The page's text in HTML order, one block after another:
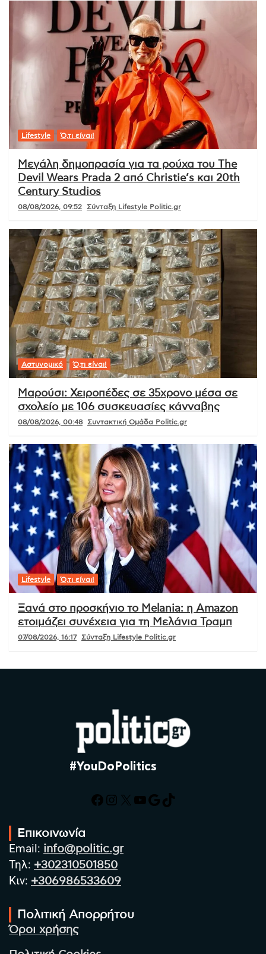
Lifestyle Ό,τι είναι!
Μεγάλη δημοπρασία για τα ρούχα του The
Devil Wears Prada 2 από Christie’s και 20th
Century Studios
08/08/2026, 09:52 Σύνταξη Lifestyle Politic.gr
Αστυνομικό Ό,τι είναι!
Μαρούσι: Χειροπέδες σε 35χρονο μέσα σε
σχολείο με 106 συσκευασίες κάνναβης
08/08/2026, 00:48 Συντακτική Ομάδα Politic.gr
Lifestyle Ό,τι είναι!
Ξανά στο προσκήνιο το Melania: η Amazon
ετοιμάζει συνέχεια για τη Μελάνια Τραμπ
07/08/2026, 16:17 Σύνταξη Lifestyle Politic.gr
#YouDoPolitics
Facebook
Instagram
X YouTube
Google
TikTok
Επικοινωνία
Email: info@politic.gr
Τηλ: +302310501850
Κιν: +306986533609
Πολιτική Απορρήτου
Όροι χρήσης